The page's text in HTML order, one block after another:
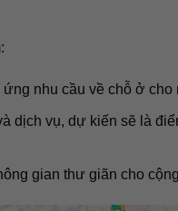
nhu cầu về chỗ ở
dịch vụ, dự kiến sẽ là
gian thư giãn cho